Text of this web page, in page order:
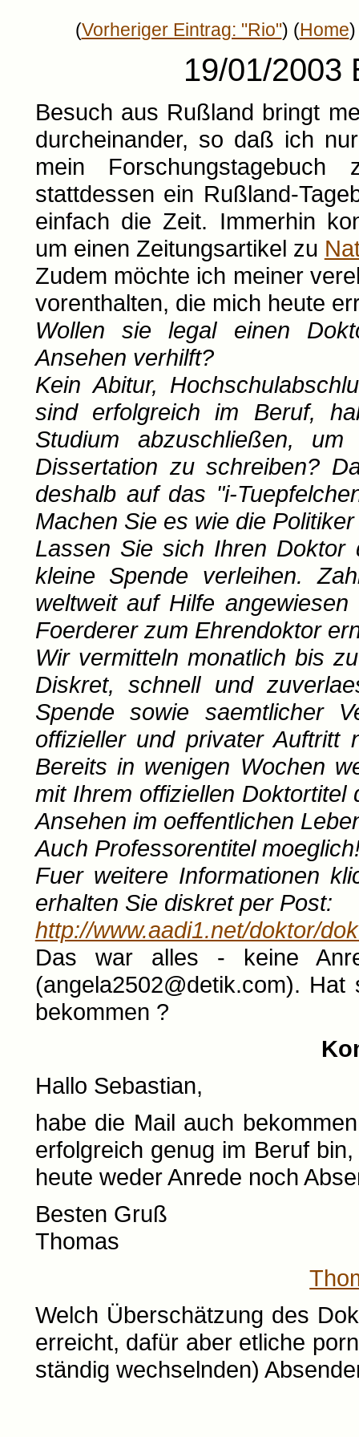
(Vorheriger Eintrag: "Rio") (Home)
19/01/2003
Besuch aus Rußland bringt
durcheinander, so daß ich
mein
stattdessen ein Rußland-
einfach die Zeit. Immerhin
um einen Zeitungsartikel zu
Zudem möchte ich meiner
vorenthalten, die mich heute
Wollen sie legal einen
Ansehen verhilft?
Kein Abitur,
sind erfolgreich im Beruf,
Studium abzuschließen,
Dissertation zu schreiben?
deshalb auf das "i-
Machen Sie es wie die
Lassen Sie sich Ihren Doktor
kleine Spende verleihen.
weltweit auf Hilfe
Foerderer zum Ehrendoktor
Wir vermitteln monatlich bis
Diskret, schnell und
Spende sowie saemtlicher
offizieller und privater Auftritt
Bereits in wenigen Wochen
mit Ihrem offiziellen
Ansehen im oeffentlichen
Auch Professorentitel
Fuer weitere Informationen
erhalten Sie diskret per Post:
http://www.aadi1.net/doktor/
Das war alles - keine
(angela2502@detik.com).
bekommen ?
Hallo Sebastian,
habe die Mail auch
erfolgreich genug im Beruf
heute weder Anrede noch
Besten Gruß
Thomas
Welch Überschätzung des
erreicht, dafür aber etliche
ständig wechselnden)